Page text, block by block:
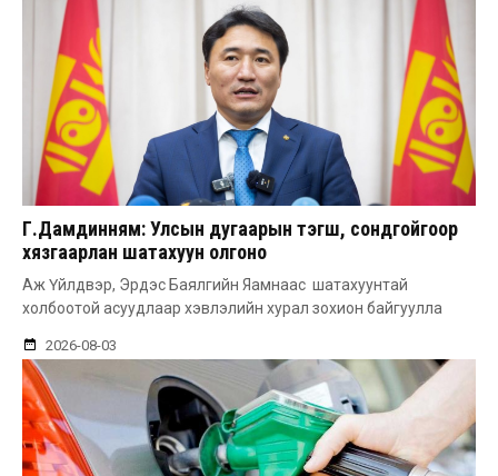
Г.Дамдинням: Улсын дугаарын тэгш, сондгойгоор
хязгаарлан шатахуун олгоно
Аж Үйлдвэр, Эрдэс Баялгийн Яамнаас шатахуунтай
холбоотой асуудлаар хэвлэлийн хурал зохион байгуулла
2026-08-03